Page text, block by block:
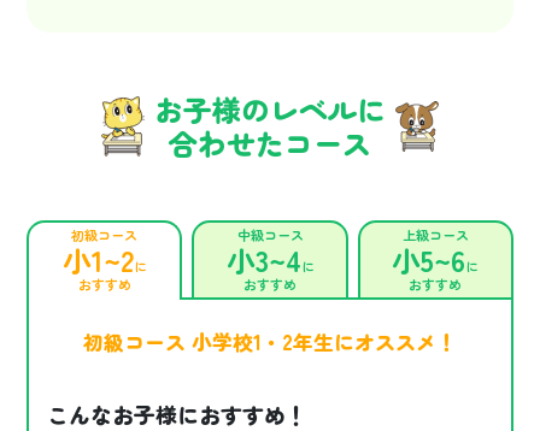
お子様のレベルに
合わせたコース
初級コース
小1~2に
おすすめ
中級コース
小3~4に
おすすめ
上級コース
小5~6に
おすすめ
初級コース 小学校1・2年生にオススメ！
こんなお子様におすすめ！